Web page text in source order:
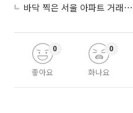
바닥 찍은 서울 아파트 거래
좋아요
0
화나요
0